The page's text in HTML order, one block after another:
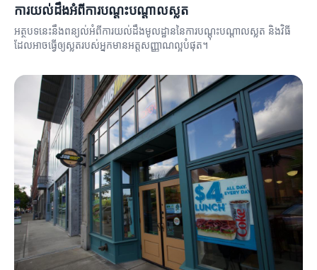
ការយល់ដឹងអំពីការបណ្តុះបណ្តាលស្លត
អត្ថបទនេះនឹងពន្យល់អំពីការយល់ដឹងមូលដ្ឋាននៃការបណ្តុះបណ្តាលស្លត និងវិធី
ដែលអាចធ្វើឲ្យស្លតរបស់អ្នកមានអត្តសញ្ញាណល្អបំផុត។